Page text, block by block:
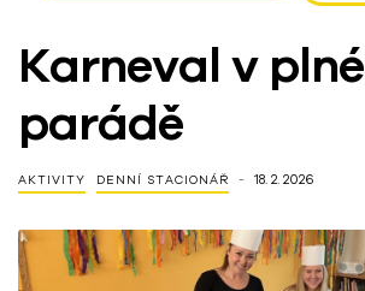
Karneval v plné
parádě
AKTIVITY DENNÍ STACIONÁŘ 18. 2. 2026